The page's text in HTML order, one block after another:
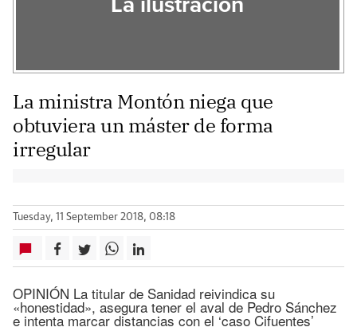
La ilustración
La ministra Montón niega que
obtuviera un máster de forma
irregular
Tuesday, 11 September 2018, 08:18
OPINIÓN La titular de Sanidad reivindica su
«honestidad», asegura tener el aval de Pedro Sánchez
e intenta marcar distancias con el ‘caso Cifuentes’